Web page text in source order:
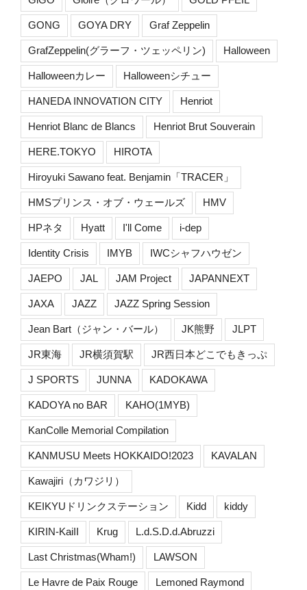
GONG GOYA DRY Graf Zeppelin
GrafZeppelin(グラーフ・ツェッペリン) Halloween
Halloweenカレー Halloweenシチュー
HANEDA INNOVATION CITY Henriot
Henriot Blanc de Blancs Henriot Brut Souverain
HERE.TOKYO HIROTA
Hiroyuki Sawano feat. Benjamin「TRACER」
HMSプリンス・オブ・ウェールズ HMV
HPネタ Hyatt I'll Come i-dep
Identity Crisis IMYB IWCシャフハウゼン
JAEPO JAL JAM Project JAPANNEXT
JAXA JAZZ JAZZ Spring Session
Jean Bart（ジャン・バール） JK熊野 JLPT
JR東海 JR横須賀駅 JR西日本どこでもきっぷ
J SPORTS JUNNA KADOKAWA
KADOYA no BAR KAHO(1MYB)
KanColle Memorial Compilation
KANMUSU Meets HOKKAIDO!2023 KAVALAN
Kawajiri（カワジリ）
KEIKYUドリンクステーション Kidd kiddy
KIRIN-KaiII Krug L.d.S.D.d.Abruzzi
Last Christmas(Wham!) LAWSON
Le Havre de Paix Rouge Lemoned Raymond